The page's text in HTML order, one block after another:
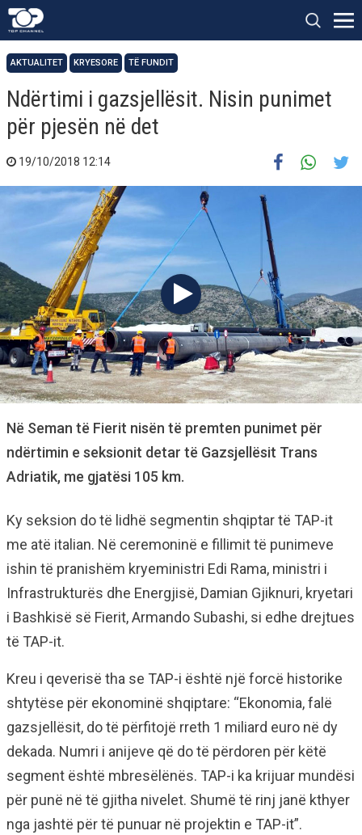
AKTUALITET KRYESORE TË FUNDIT
Ndërtimi i gazsjellësit. Nisin punimet
për pjesën në det
19/10/2018 12:14
Në Seman të Fierit nisën të premten punimet për
ndërtimin e seksionit detar të Gazsjellësit Trans
Adriatik, me gjatësi 105 km.
Ky seksion do të lidhë segmentin shqiptar të TAP-it
me atë italian. Në ceremoninë e fillimit të punimeve
ishin të pranishëm kryeministri Edi Rama, ministri i
Infrastrukturës dhe Energjisë, Damian Gjiknuri, kryetari
i Bashkisë së Fierit, Armando Subashi, si edhe drejtues
të TAP-it.
Kreu i qeverisë tha se TAP-i është një forcë historike
shtytëse për ekonominë shqiptare: “Ekonomia, falë
gazsjellësit, do të përfitojë rreth 1 miliard euro në dy
dekada. Numri i anijeve që do të përdoren për këtë
segment është mbresëlënës. TAP-i ka krijuar mundësi
për punë në të gjitha nivelet. Shumë të rinj janë kthyer
nga jashtë për të punuar në projektin e TAP-it”.